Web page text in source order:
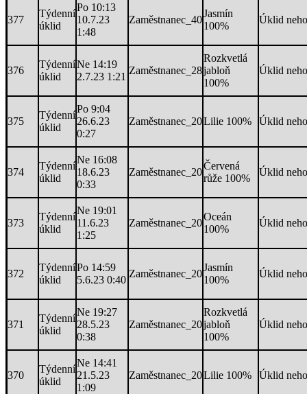
377
Týdenní
úklid
Po 10:13
10.7.23
1:48
Zaměstnanec_40
Jasmín
100%
Úklid
376
Týdenní
úklid
Ne 14:19
2.7.23 1:21
Zaměstnanec_28
Rozkvetlá
jabloň
100%
Úklid
375
Týdenní
úklid
Po 9:04
26.6.23
0:27
Zaměstnanec_20Lilie 100% Úklid
374
Týdenní
úklid
Ne 16:08
18.6.23
0:33
Zaměstnanec_20
Červená
růže 100%
Úklid
373
Týdenní
úklid
Ne 19:01
11.6.23
1:25
Zaměstnanec_20
Oceán
100%
Úklid
372
Týdenní
úklid
Po 14:59
5.6.23 0:40
Zaměstnanec_20
Jasmín
100%
Úklid
371
Týdenní
úklid
Ne 19:27
28.5.23
0:38
Zaměstnanec_20
Rozkvetlá
jabloň
100%
Úklid
370
Týdenní
úklid
Ne 14:41
21.5.23
1:09
Zaměstnanec_20Lilie 100% Úklid